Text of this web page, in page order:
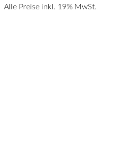
Alle Preise inkl. 19% MwSt.